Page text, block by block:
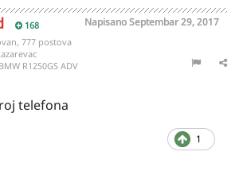
168 NapisanoSeptembar 29, 2017
777 postova
BMW R1250GS ADV
telefona
1